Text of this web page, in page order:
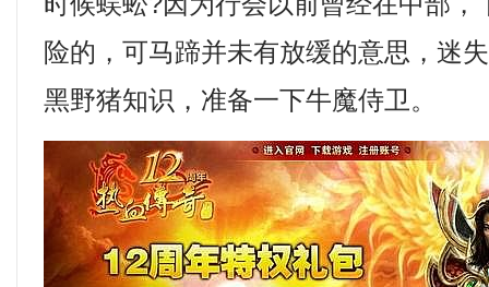
险的，可马蹄并未有放缓的意思，迷
黑野猪知识，准备一下牛魔侍卫。